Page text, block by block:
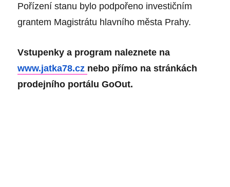
Pořízení stanu bylo podpořeno investičním
grantem Magistrátu hlavního města Prahy.
Vstupenky a program naleznete na
www.jatka78.cz nebo přímo na stránkách
prodejního portálu GoOut.